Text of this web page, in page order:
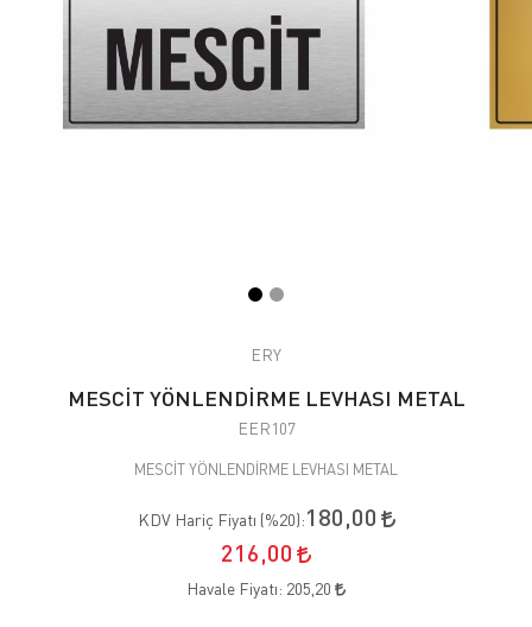
ERY
MESCİT YÖNLENDİRME LEVHASI METAL
EER107
MESCİT YÖNLENDİRME LEVHASI METAL
KDV Hariç Fiyatı (%20):180,00
216,00
Havale Fiyatı: 205,20